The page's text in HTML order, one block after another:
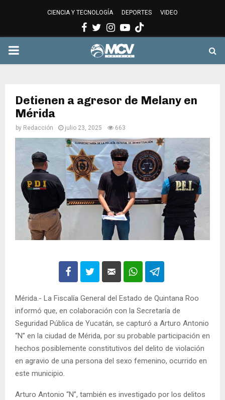
CIENCIA Y TECNOLOGÍA DEPORTES VIDEO
Facebook
Twitter
Instagram
Youtube
PRIMARY
Detienen a agresor de Melany en
Mérida
by Redacción julio 23, 2025 663
Mérida.- La Fiscalía General del Estado de Quintana Roo
informó que, en colaboración con la Secretaría de
Seguridad Pública de Yucatán, se capturó a Arturo Antonio
“N” en la ciudad de Mérida, por su probable participación en
hechos posiblemente constitutivos del delito de violación
en agravio de una persona del sexo femenino, ocurrido en
este municipio.
Arturo Antonio “N”, también es investigado por los delitos